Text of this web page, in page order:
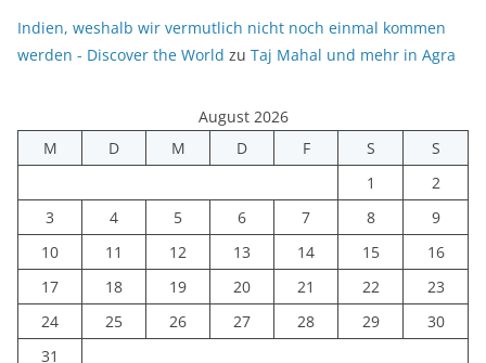
Indien, weshalb wir vermutlich nicht noch einmal kommen
werden - Discover the World zu Taj Mahal und mehr in Agra
August 2026
M
D M D F S
S
1
2
3
4 5 6 7 8
9
10
11 12 13 14 15
16
17
18 19 20 21 22
23
24
25 26 27 28 29
30
31